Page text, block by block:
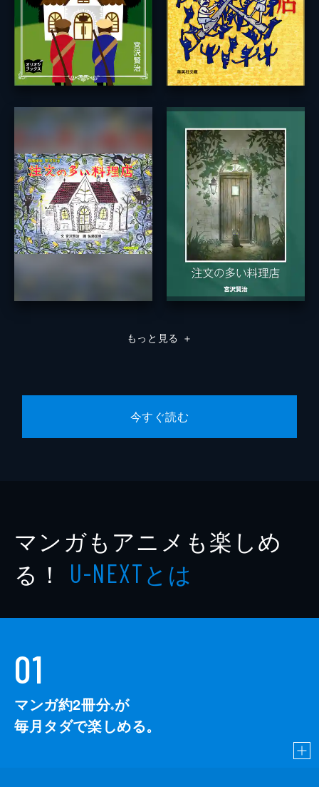
もっと見る ＋
今すぐ読む
マンガもアニメも楽しめ
る！ U-NEXTとは
01
マンガ約2冊分※が
毎月タダで楽しめる。